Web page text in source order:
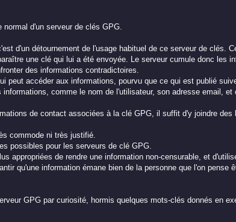
d'un serveur de clés GPG.
d'un détournement de l'usage habituel de ce serveur de clés.
une clé qui lui a été envoyée. Le serveur cumule donc les
des informations contradictoires.
peut accéder aux informations, pourvu que ce qui est publié
comme le nom de l'utilisateur, son adresse email, et
de contact associées à la clé GPG, il suffit d'y joindre des
commode ni très justifié.
possibles pour les serveurs de clé GPG.
appropriées de rendre une information non-censurable, et
qu'une information émane bien de la personne que l'on
GPG par curiosité, hormis quelques mots-clés donnés en